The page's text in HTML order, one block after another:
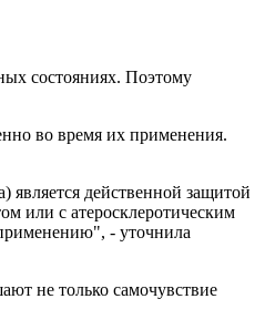
состояниях. Поэтому
во время их применения.
является действенной защитой
или с атеросклеротическим
- уточнила
не только самочувствие